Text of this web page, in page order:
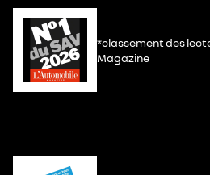
*classement des
Magazine